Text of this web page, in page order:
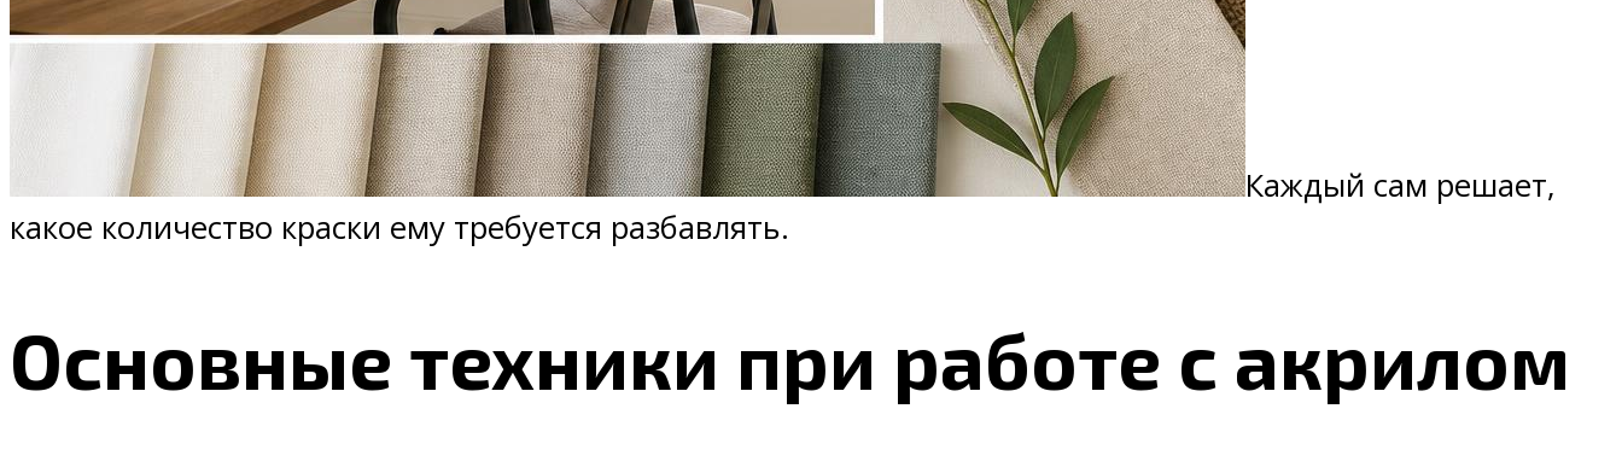
Каждый сам решает,
какое количество краски ему требуется разбавлять.
Основные техники при работе с акрилом